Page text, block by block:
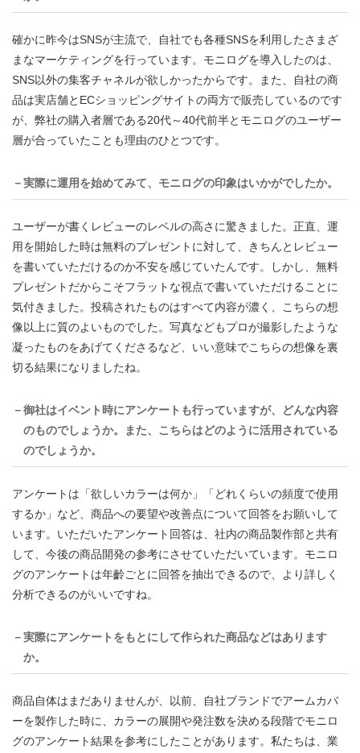
確かに昨今はSNSが主流で、自社でも各種SNSを利用したさまざ
まなマーケティングを行っています。モニログを導入したのは、
SNS以外の集客チャネルが欲しかったからです。また、自社の商
品は実店舗とECショッピングサイトの両方で販売しているのです
が、弊社の購入者層である20代～40代前半とモニログのユーザー
層が合っていたことも理由のひとつです。
－実際に運用を始めてみて、モニログの印象はいかがでしたか。
ユーザーが書くレビューのレベルの高さに驚きました。正直、運
用を開始した時は無料のプレゼントに対して、きちんとレビュー
を書いていただけるのか不安を感じていたんです。しかし、無料
プレゼントだからこそフラットな視点で書いていただけることに
気付きました。投稿されたものはすべて内容が濃く、こちらの想
像以上に質のよいものでした。写真などもプロが撮影したような
凝ったものをあげてくださるなど、いい意味でこちらの想像を裏
切る結果になりましたね。
－御社はイベント時にアンケートも行っていますが、どんな内容
のものでしょうか。また、こちらはどのように活用されている
のでしょうか。
アンケートは「欲しいカラーは何か」「どれくらいの頻度で使用
するか」など、商品への要望や改善点について回答をお願いして
います。いただいたアンケート回答は、社内の商品製作部と共有
して、今後の商品開発の参考にさせていただいています。モニロ
グのアンケートは年齡ごとに回答を抽出できるので、より詳しく
分析できるのがいいですね。
－実際にアンケートをもとにして作られた商品などはあります
か。
商品自体はまだありませんが、以前、自社ブランドでアームカバ
ーを製作した時に、カラーの展開や発注数を決める段階でモニロ
グのアンケート結果を参考にしたことがあります。私たちは、業